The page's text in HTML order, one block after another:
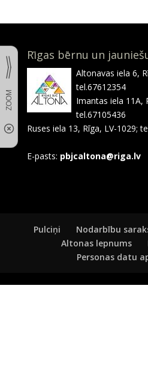
Rīgas bērnu un
Altonavas iela 6,
tel.67612354
Imantas iela 11A,
tel.67105436
Ruses iela 13, Rīga, LV-1029;
E-pasts: pbjcaltona@riga.lv
Pulciņi Nodarbību
Altonas lepnums
Personas datu